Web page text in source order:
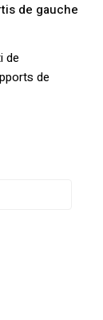
de gauche
de
de